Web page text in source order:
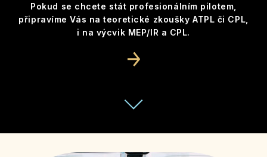
Pokud se chcete stát profesionálním pilotem,
připravíme Vás na teoretické zkoušky ATPL či CPL,
i na výcvik MEP/IR a CPL.